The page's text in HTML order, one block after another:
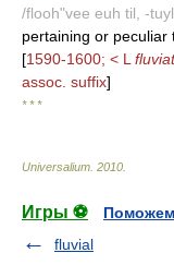
/flooh"vee euh til, -
pertaining or peculiar
[1590-1600; < L
assoc. suffix]
* * *
Universalium 2010
Игры ⚽
fluvial